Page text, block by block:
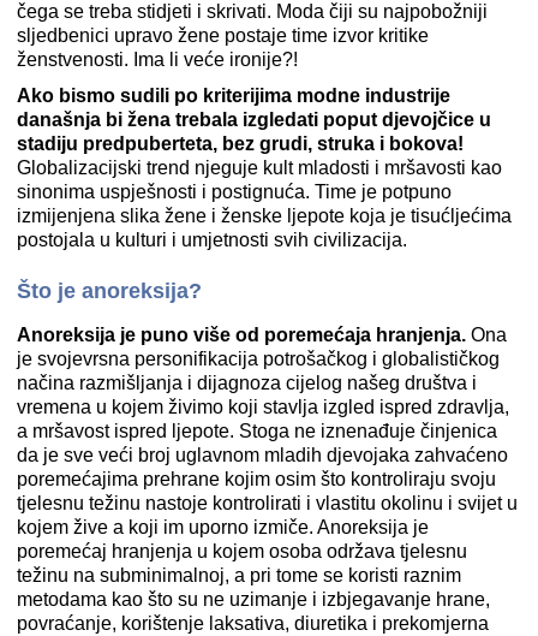
čega se treba stidjeti i skrivati. Moda čiji su najpobožniji
sljedbenici upravo žene postaje time izvor kritike
ženstvenosti. Ima li veće ironije?!
Ako bismo sudili po kriterijima modne industrije
današnja bi žena trebala izgledati poput djevojčice u
stadiju predpuberteta, bez grudi, struka i bokova!
Globalizacijski trend njeguje kult mladosti i mršavosti kao
sinonima uspješnosti i postignuća. Time je potpuno
izmijenjena slika žene i ženske ljepote koja je tisućljećima
postojala u kulturi i umjetnosti svih civilizacija.
Što je anoreksija?
Anoreksija je puno više od poremećaja hranjenja. Ona
je svojevrsna personifikacija potrošačkog i globalističkog
načina razmišljanja i dijagnoza cijelog našeg društva i
vremena u kojem živimo koji stavlja izgled ispred zdravlja,
a mršavost ispred ljepote. Stoga ne iznenađuje činjenica
da je sve veći broj uglavnom mladih djevojaka zahvaćeno
poremećajima prehrane kojim osim što kontroliraju svoju
tjelesnu težinu nastoje kontrolirati i vlastitu okolinu i svijet u
kojem žive a koji im uporno izmiče. Anoreksija je
poremećaj hranjenja u kojem osoba održava tjelesnu
težinu na subminimalnoj, a pri tome se koristi raznim
metodama kao što su ne uzimanje i izbjegavanje hrane,
povraćanje, korištenje laksativa, diuretika i prekomjerna